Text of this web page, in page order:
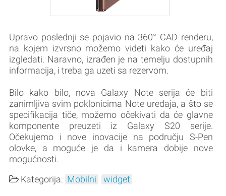
Upravo poslednji se pojavio na 360° CAD renderu,
na kojem izvrsno možemo videti kako će uređaj
izgledati. Naravno, izrađen je na temelju dostupnih
informacija, i treba ga uzeti sa rezervom.
Bilo kako bilo, nova Galaxy Note serija će biti
zanimljiva svim poklonicima Note uređaja, a što se
specifikacija tiče, možemo očekivati da će glavne
komponente preuzeti iz Galaxy S20 serije.
Očekujemo i nove inovacije na području S-Pen
olovke, a moguće je da i kamera dobije nove
mogućnosti.
Kategorija: Mobilni widget